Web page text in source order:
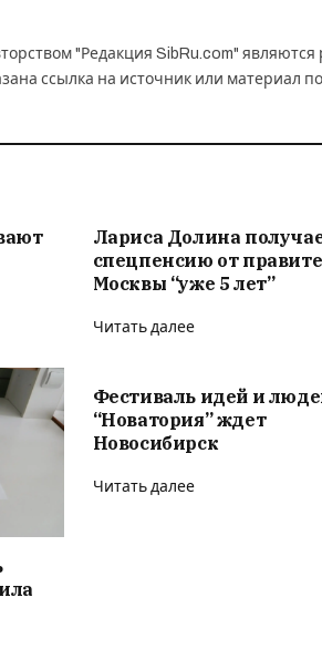
"Редакция SibRu.com"
ссылка на источник или материал
Лариса Долина
спецпенсию от
Москвы “уже 5 лет”
Читать далее
Фестиваль идей и
“Новатория” ждет
Новосибирск
Читать далее